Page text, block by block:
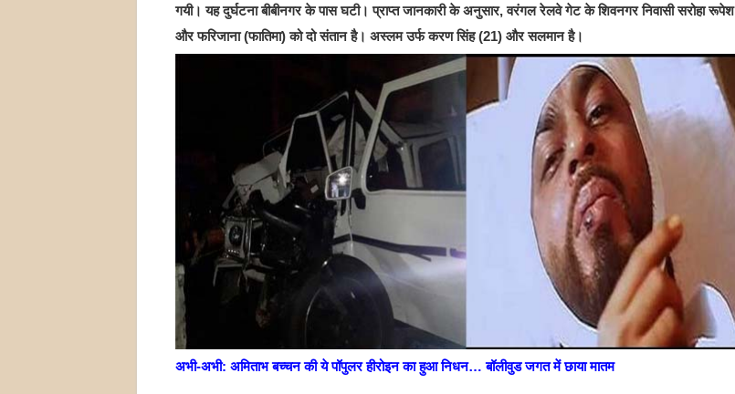
गयी। यह दुर्घटना बीबीनगर के पास घटी। प्राप्त जानकारी के अनुसार, वरंगल रेलवे गेट के शिवनगर निवासी सरोहा रूपेश
और फरिजाना (फातिमा) को दो संतान है। अस्लम उर्फ करण सिंह (21) और सलमान है।
अभी-अभी: अमिताभ बच्चन की ये पॉपुलर हीरोइन का हुआ निधन… बॉलीवुड जगत में छाया मातम